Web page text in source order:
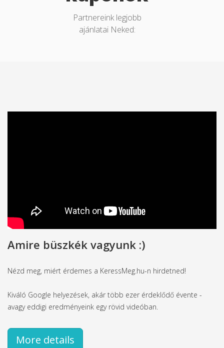
Partnereink legjobb
ajánlatai Neked:
Amire büszkék vagyunk :)
Nézd meg, miért érdemes a KeressMeg.hu-n hirdetned!
Kiváló Google helyezések, akár több ezer érdeklődő évente -
avagy eddigi eredményeink egy rövid videóban.
More details